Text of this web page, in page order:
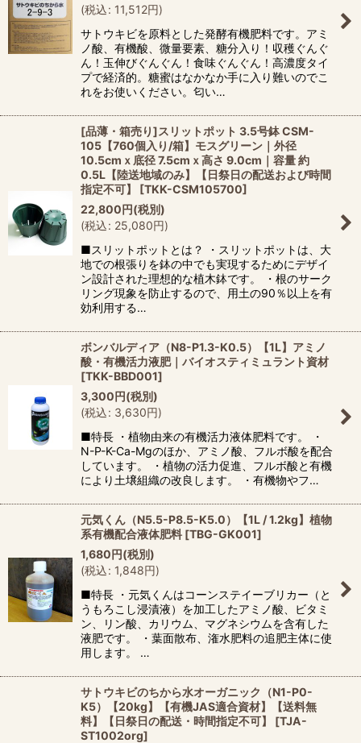
(税込: 11,512円)
サトウキビを原料とした発酵有機肥料です。アミ
ノ酸、有機酸、微量要素、糖分入り！収穫ぐんぐ
ん！玉伸びぐんぐん！食味ぐんぐん！高濃度タイ
プで経済的。糖蜜はなかなか手に入り難いのでこ
れをお使いください。匂い…
[品薄・箱売り]スリットポット 3.5号鉢 CSM-
105【760個入り/箱】モスグリーン｜外径
10.5cmｘ底径 7.5cmｘ高さ 9.0cm｜容量 約
0.5L【陸送地域のみ】【日祭日の配送および時間
指定不可】
[TKK-CSM105700]
22,800円(税別)
(税込: 25,080円)
■スリットポットとは？ ・スリットポットは、大
地での根張りを鉢の中でも実現するためにデザイ
ン設計された理想的な植木鉢です。 ・根のサーク
リング現象を防止するので、用土の90％以上を有
効利用する…
ボンバルディア（N8-P1.3-K0.5）【1L】アミノ
酸・有機活力液肥｜バイオスティミュラント資材
[TKK-BBD001]
3,300円(税別)
(税込: 3,630円)
■特長 ・植物由来の有機活力液体肥料です。 ・
N-P-K-Ca-Mgのほか、アミノ酸、フルボ酸を配合
しています。 ・植物の活力促進、フルボ酸と有機
により土壌組織の改良します。 ・有機物やフ…
元気くん（N5.5-P8.5-K5.0）【1L / 1.2kg】植物
系有機配合液体肥料 [TBG-GK001]
1,680円(税別)
(税込: 1,848円)
■特長 ・元気くんはコーンステイーブリカー（と
うもろこし浸漬液）を加工したアミノ酸、ビタミ
ン、リン酸、カリウム、マグネシウムを含有した
液肥です。 ・葉面散布、潅水肥料の追肥主体に使
用します。 …
サトウキビのちから水オーガニック（N1-P0-
K5）【20kg】【有機JAS適合資材】【送料無
料】【日祭日の配送・時間指定不可】
[TJA-
ST1002org]